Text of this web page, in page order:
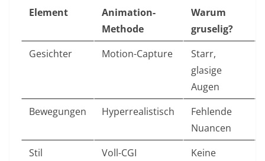
Element
Animation-
Methode
Warum
gruselig?
Gesichter Motion-Capture
Starr,
glasige
Augen
Bewegungen Hyperrealistisch
Fehlende
Nuancen
Stil
Voll-CGI
Keine